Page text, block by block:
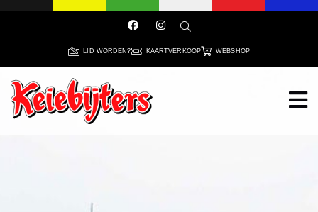
LID WORDEN? KAARTVERKOOP WEBSHOP